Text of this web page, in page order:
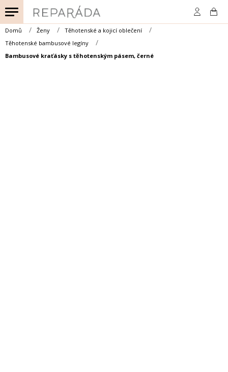
na
obsah
Domů Ženy
Těhotenské a kojicí oblečení
Těhotenské bambusové legíny
Bambusové kraťásky s těhotenským pásem, černé